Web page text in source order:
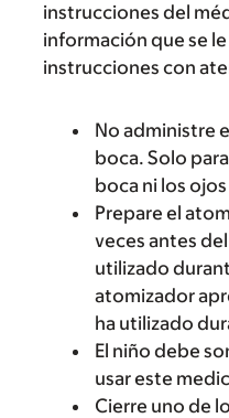
instrucciones del
información que se
instrucciones con
No administre
boca. Solo
boca ni los
Prepare el
veces antes
utilizado
atomizador
ha utilizado
El niño debe
usar este
Cierre uno de